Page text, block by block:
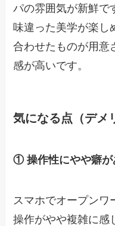
パの雰囲気が新鮮で
味違った美学が楽し
合わせたものが用意
感が高いです。
気になる点（デメ
① 操作性にやや癖が
スマホでオープンワ
操作がやや複雑に感